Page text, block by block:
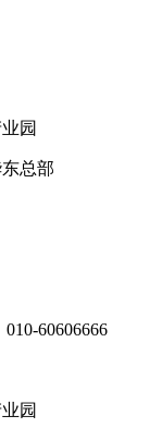
园
总部
60606666
园